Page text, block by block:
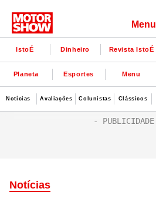
Menu
IstoÉ Dinheiro Revista IstoÉ
Planeta Esportes Menu
Notícias Avaliações Colunistas Clássicos
Notícias